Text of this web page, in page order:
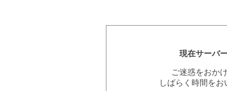
現在サーバ
ご迷惑をおか
しばらく時間を